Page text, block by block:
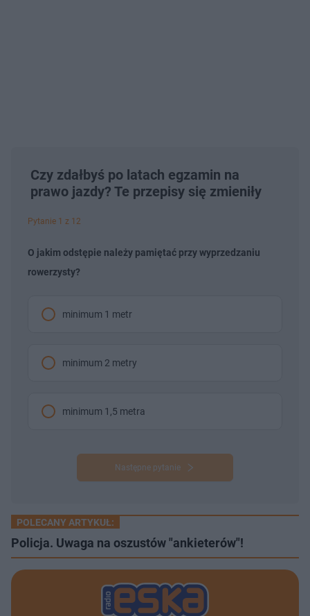
Czy zdałbyś po latach egzamin na
prawo jazdy? Te przepisy się zmieniły
Pytanie 1 z 12
O jakim odstępie należy pamiętać przy wyprzedzaniu
rowerzysty?
minimum 1 metr
minimum 2 metry
minimum 1,5 metra
Następne pytanie
POLECANY ARTYKUŁ:
Policja. Uwaga na oszustów "ankieterów"!